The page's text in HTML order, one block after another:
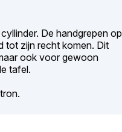
De handgrepen op
tot zijn recht komen. Dit
ook voor gewoon
tafel.